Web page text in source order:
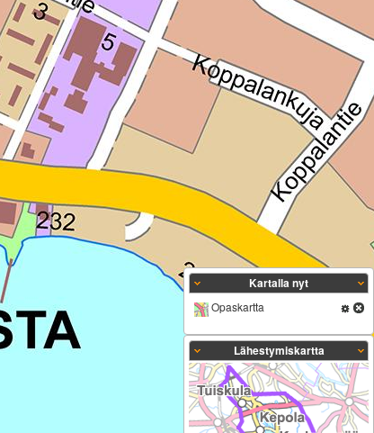
Kartalla nyt
Opaskartta
Lähestymiskartta